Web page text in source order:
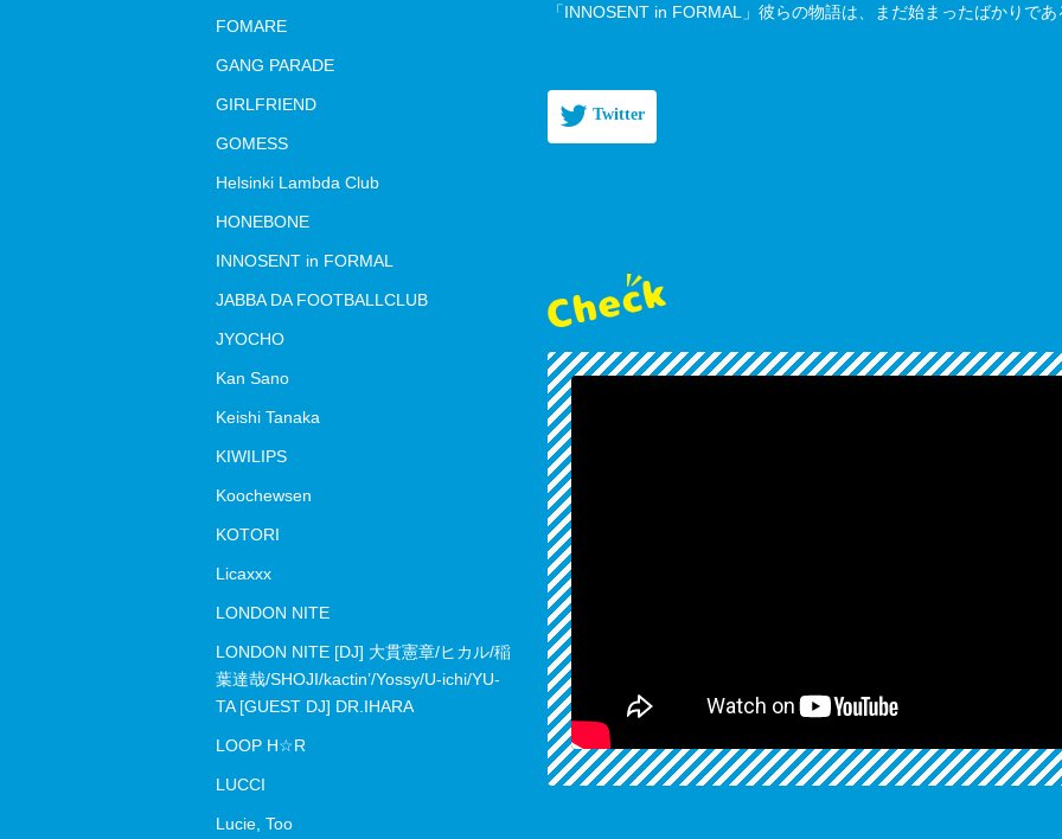
FOMARE
GANG PARADE
GIRLFRIEND
GOMESS
Helsinki Lambda Club
HONEBONE
INNOSENT in FORMAL
JABBA DA FOOTBALLCLUB
JYOCHO
Kan Sano
Keishi Tanaka
KIWILIPS
Koochewsen
KOTORI
Licaxxx
LONDON NITE
LONDON NITE [DJ] 大貫憲章/ヒカル/稲
葉達哉/SHOJI/kactin’/Yossy/U-ichi/YU-
TA [GUEST DJ] DR.IHARA
LOOP H☆R
LUCCI
Lucie, Too
「INNOSENT in FORMAL」彼らの物語は、まだ始まったばかりで
Twitter